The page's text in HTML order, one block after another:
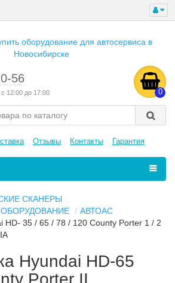
56
12:00 до 17:00 0
Отзывы Контакты Гарантия
СКАНЕРЫ
АВТОАС
HD- 35 / 65 / 78 / 120 County Porter 1 / 2
Hyundai HD-65
Porter II